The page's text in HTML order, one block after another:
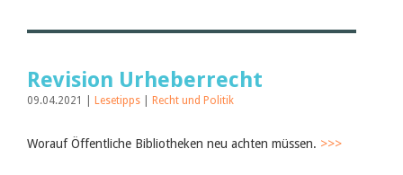
Revision Urheberrecht
09.04.2021 | Lesetipps Recht und Politik
Worauf Öffentliche Bibliotheken neu achten müssen. >>>